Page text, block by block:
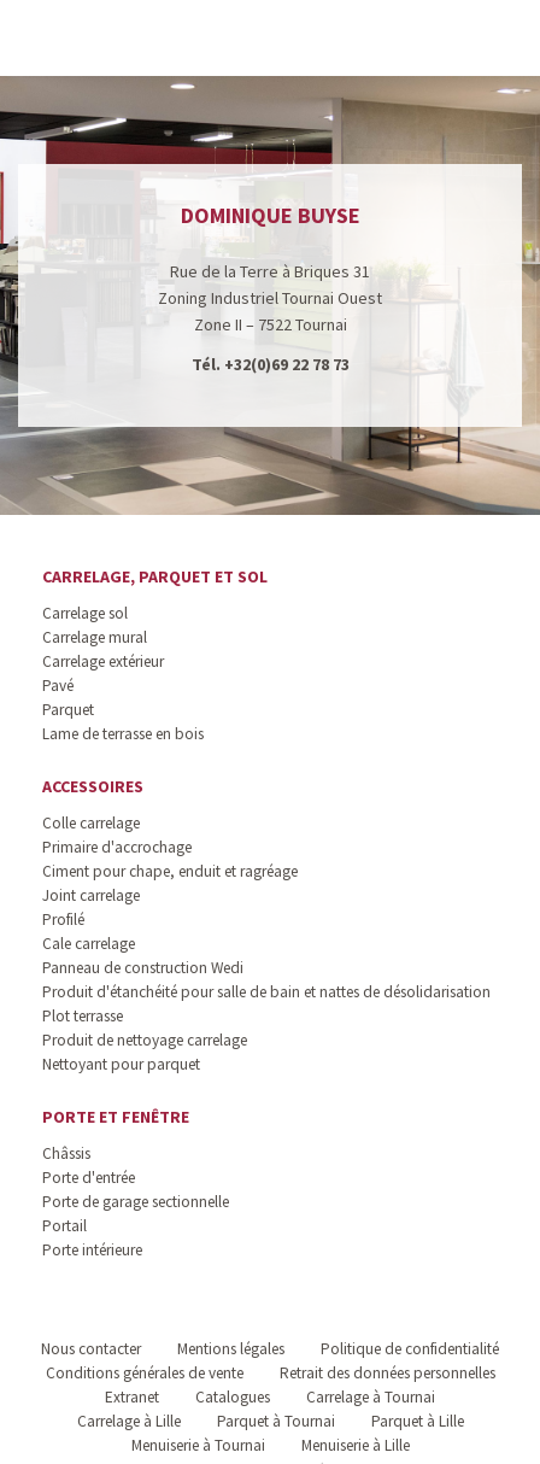
DOMINIQUE BUYSE
Rue de la Terre à Briques 31
Zoning Industriel Tournai Ouest
Zone II – 7522 Tournai
Tél. +32(0)69 22 78 73
CARRELAGE, PARQUET ET SOL
Carrelage sol
Carrelage mural
Carrelage extérieur
Pavé
Parquet
Lame de terrasse en bois
ACCESSOIRES
Colle carrelage
Primaire d'accrochage
Ciment pour chape, enduit et ragréage
Joint carrelage
Profilé
Cale carrelage
Panneau de construction Wedi
Produit d'étanchéité pour salle de bain et nattes de désolidarisation
Plot terrasse
Produit de nettoyage carrelage
Nettoyant pour parquet
PORTE ET FENÊTRE
Châssis
Porte d'entrée
Porte de garage sectionnelle
Portail
Porte intérieure
Nous contacter Mentions légales
Politique de confidentialité
Conditions générales de vente
Retrait des données personnelles
Extranet
Catalogues
Carrelage à Tournai
Carrelage à Lille
Parquet à Tournai
Parquet à Lille
Menuiserie à Tournai
Menuiserie à Lille